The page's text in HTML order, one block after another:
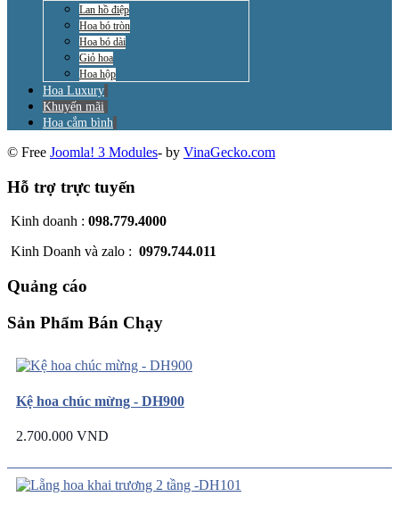
Lan hồ điệp
Hoa bó tròn
Hoa bó dài
Giỏ hoa
Hoa hộp
Hoa Luxury
Khuyến mãi
Hoa cắm bình
© Free Joomla! 3 Modules- by VinaGecko.com
Hỗ trợ trực tuyến
Kinh doanh : 098.779.4000
Kinh Doanh và zalo : 0979.744.011
Quảng cáo
Sản Phẩm Bán Chạy
Kệ hoa chúc mừng - DH900
2.700.000 VND